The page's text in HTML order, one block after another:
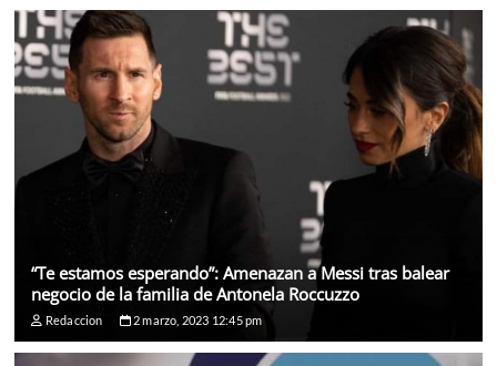
“Te estamos esperando”: Amenazan a Messi tras balear
negocio de la familia de Antonela Roccuzzo
Redaccion 2 marzo, 2023 12:45 pm